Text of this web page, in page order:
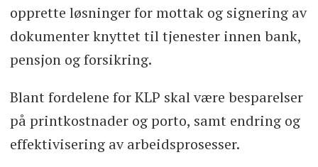
opprette løsninger for mottak og signering av
dokumenter knyttet til tjenester innen bank,
pensjon og forsikring.
Blant fordelene for KLP skal være besparelser
på printkostnader og porto, samt endring og
effektivisering av arbeidsprosesser.